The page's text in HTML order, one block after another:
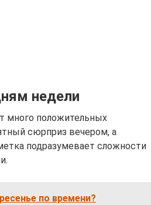
недели
много положительных
сюрприз вечером, а
подразумевает сложности
по времени?